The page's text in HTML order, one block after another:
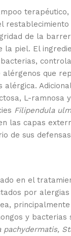
de la
la piel. El
alérgenos que
alérgica.
L-ramnosa
Filipendula
las capas
de sus
en el
por alergias
y bacterias
pachydermatis,